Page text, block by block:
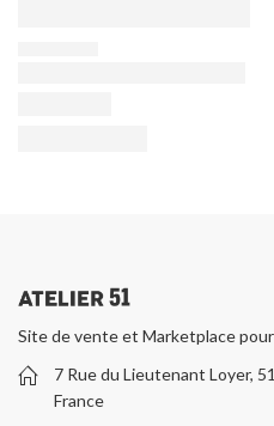
Site de vente et Marketplace
7 Rue du Lieutenant Loyer,
France